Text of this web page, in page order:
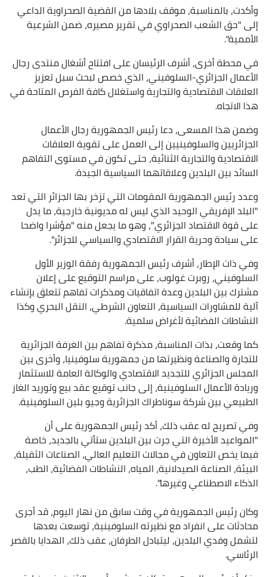
وأكدت، بالمناسبة، موقف بلادها من القضية الصحراوية الداعي
إلى "حق الشعب الصحراوي في تقرير مصيره، ضمن الشرعية
الأممية".
في محطة أخرى، أشرف الرئيسان على افتتاح أشغال منتدى رجال
الأعمال الجزائري-السلوفيني، الذي خصص لبحث سبل تعزيز
العلاقات الاقتصادية والتجارية واستغلال كافة الفرص المتاحة في
هذا الاتجاه.
وضمن هذا المسعى، دعا رئيس الجمهورية رجال الأعمال
الجزائريين والسلوفينيين إلى العمل على تقوية العلاقات
الاقتصادية والتجارية الثنائية، حتى تكون في مستوى التفاهم
السائد بين البلدين وعلاقاتهما السياسية الجيدة.
وعدد رئيس الجمهورية المقومات التي تزخر بها الجزائر التي تعد
"البلد الإفريقي الوحيد الذي ليس له مديونية خارجية، ما يدل
على قوة الاقتصاد الجزائري"، وهو ما يجعل منه "مؤشرا واضحا
على سيادة وحرية القرار الاقتصادي والسياسي للجزائر".
وفي ذات الإطار، أشرف رئيس الجمهورية رفقة الوزير الأول
السلوفيني، روبرت غولوب، على مراسم التوقيع على إعلان
مشترك بين البلدين وعدة اتفاقيات ومذكرات تفاهم تتعلق بإنشاء
آلية للمشاورات السياسية، التعاون الشرطي، النقل البحري وكذا
النشاطات الفضائية لأغراض سلمية.
كما وقعت، بذات المناسبة، مذكرة تفاهم بين الغرفة الجزائرية
للتجارة والصناعة ونظيرتها من جمهورية سلوفينيا، وأخرى بين
المجلس الجزائري للتجديد الاقتصادي والوكالة العامة للاستثمار
وريادة الأعمال السلوفينية، إلى جانب توقيع عقد بيع وتوريد الغاز
الطبيعي بين شركة سوناطراك الجزائرية وجيو بلين السلوفينية.
وفي تصريح له عقب ذلك، أكد رئيس الجمهورية على أن
"المواعيد الأخيرة التي جرت بين البلدين ستأتي بالجديد، خاصة
فيما يخص التعاون في مجالات التعليم العالي، الصناعات الثقيلة،
البيئة، الصناعة الصيدلانية، المياه، النشاطات الفضائية، الطب،
الذكاء الاصطناعي وغيرها".
وكان رئيس الجمهورية في وقت سابق من نهار اليوم، قد أجرى
محادثات على انفراد مع نظيرته السلوفينية، توسعت بعدها
لتشمل وفدي البلدين، ليتبادل الطرفان، عقب ذلك، الهدايا بالقصر
الرئاسي.